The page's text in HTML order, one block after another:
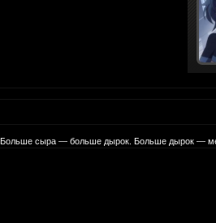
Больше сыра — больше дырок. Больше дырок —